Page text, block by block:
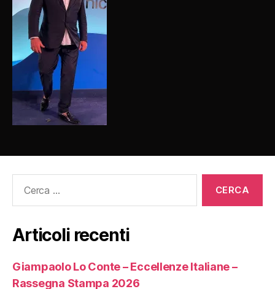
Articoli recenti
Giampaolo Lo Conte – Eccellenze Italiane –
Rassegna Stampa 2026